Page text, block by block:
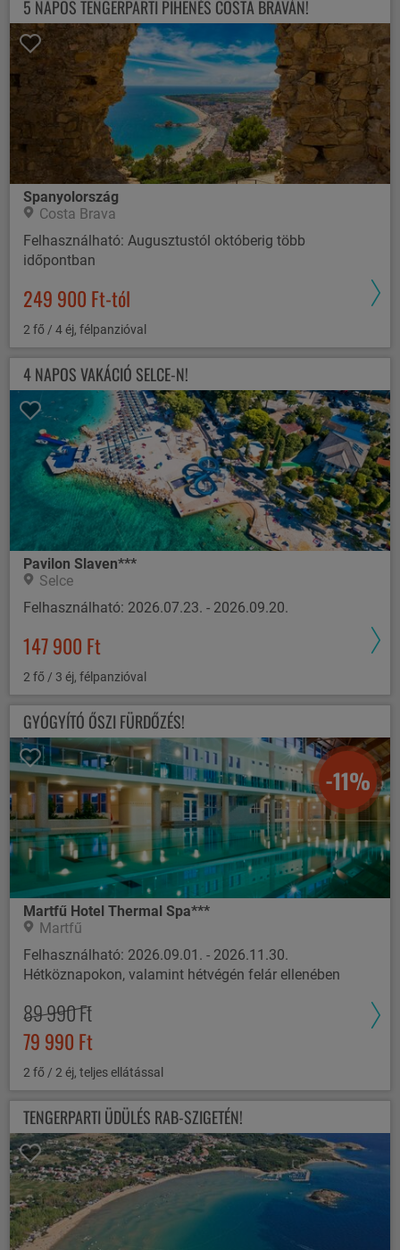
5 NAPOS TENGERPARTI PIHENÉS COSTA BRAVÁN!
Spanyolország
Costa Brava
Felhasználható: Augusztustól októberig több
időpontban
249 900 Ft-tól
2 fő / 4 éj, félpanzióval
4 NAPOS VAKÁCIÓ SELCE-N!
Pavilon Slaven***
Selce
Felhasználható: 2026.07.23. - 2026.09.20.
147 900 Ft
2 fő / 3 éj, félpanzióval
GYÓGYÍTÓ ŐSZI FÜRDŐZÉS!
-11%
Martfű Hotel Thermal Spa***
Martfű
Felhasználható: 2026.09.01. - 2026.11.30.
Hétköznapokon, valamint hétvégén felár ellenében
89 990 Ft
79 990 Ft
2 fő / 2 éj, teljes ellátással
TENGERPARTI ÜDÜLÉS RAB-SZIGETÉN!